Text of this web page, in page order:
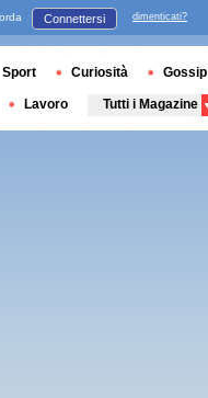
Connettersi dimenticati?
Sport Curiosità Gossip
Lavoro Tutti i Magazine